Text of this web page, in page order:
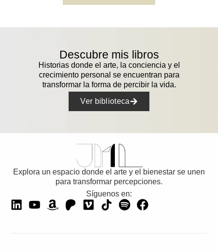
Descubre mis libros
Historias donde el arte, la conciencia y el
crecimiento personal se encuentran para
transformar la forma de percibir la vida.
Ver biblioteca
Explora un espacio donde el arte y el bienestar se unen
para transformar percepciones.
Síguenos en: